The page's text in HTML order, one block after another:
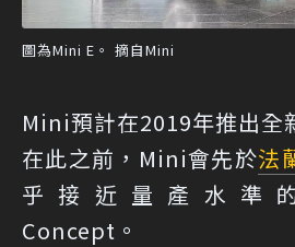
圖為Mini E。 摘自Mini
Mini預計在2019年推出全
在此之前，Mini會先於法
乎接近量產水準
Concept。